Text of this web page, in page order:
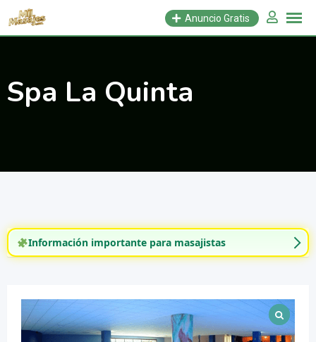
Saltar
Anuncio Gratis
Spa La Quinta
Información importante para masajistas